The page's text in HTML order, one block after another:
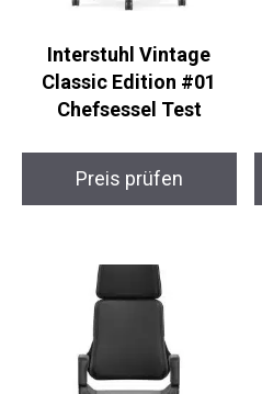
Interstuhl Vintage
Classic Edition #01
Chefsessel Test
Preis prüfen